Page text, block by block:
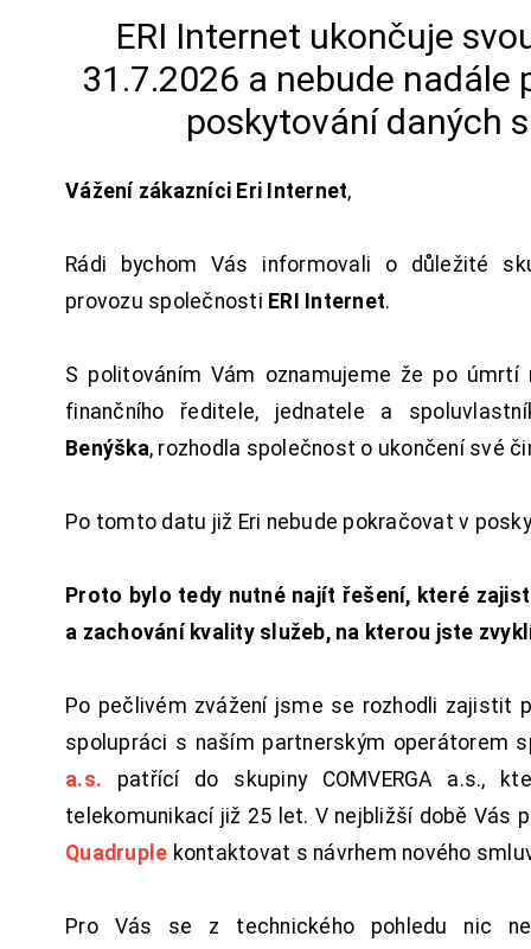
ERI Internet ukončuje
31.7.2026 a nebude nadále
poskytování daných
Vážení zákazníci Eri Internet,
Rádi bychom Vás informovali o důležité
provozu společnosti ERI Internet.
S politováním Vám oznamujeme že po úmrtí
finančního ředitele, jednatele a
Benýška, rozhodla společnost o ukončení své
Po tomto datu již Eri nebude pokračovat v
Proto bylo tedy nutné najít řešení, které
a zachování kvality služeb, na kterou jste
Po pečlivém zvážení jsme se rozhodli zajistit
spolupráci s naším partnerským operátorem
a.s. patřící do skupiny COMVERGA a.s.,
telekomunikací již 25 let. V nejbližší době Vás
Quadruple kontaktovat s návrhem nového
Pro Vás se z technického pohledu nic